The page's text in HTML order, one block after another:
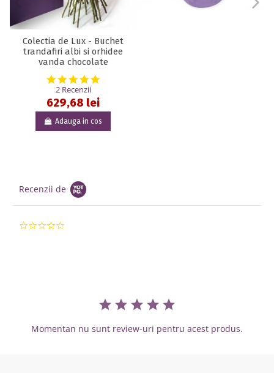
Colectia de Lux - Buchet
trandafiri albi si orhidee
vanda chocolate
5.0 star rating
2 Recenzii
629,68 lei
Adauga in cos
Recenzii de
Momentan nu sunt review-uri pentru acest produs.